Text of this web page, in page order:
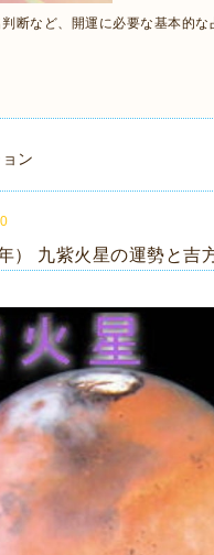
断など、開運に必要な基本的な
ン
） 九紫火星の運勢と吉